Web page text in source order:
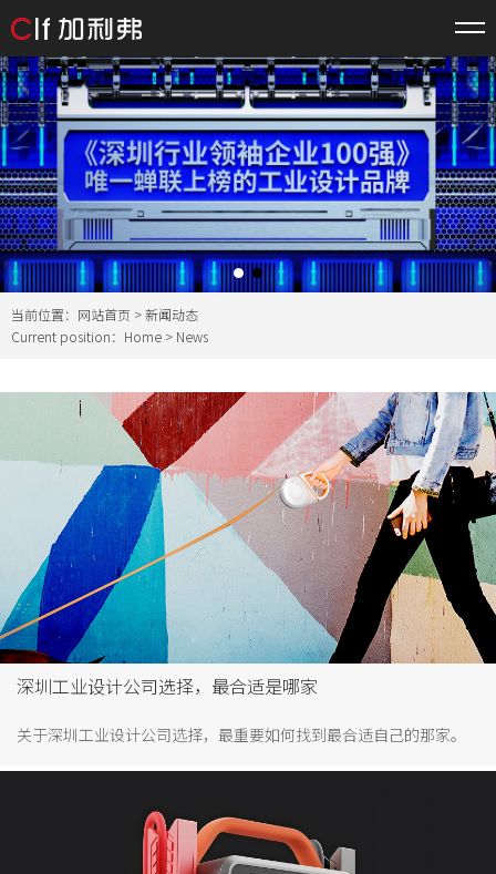
当前位置： 网站首页 >新闻动态
Current position： Home > News
深圳工业设计公司选择，最合适是哪家
关于深圳工业设计公司选择，最重要如何找到最合适自己的那家。